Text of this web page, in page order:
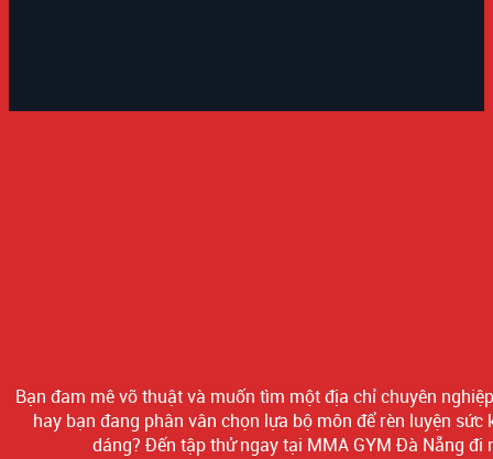
Bạn đam mê võ thuật và muốn tìm một địa chỉ chuyên
hay bạn đang phân vân chọn lựa bộ môn để rèn luyện sức
dáng? Đến tập thử ngay tại MMA GYM Đà Nẵng đi